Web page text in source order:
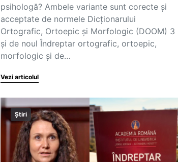
psihologă? Ambele variante sunt corecte și
acceptate de normele Dicționarului
Ortografic, Ortoepic și Morfologic (DOOM) 3
și de noul Îndreptar ortografic, ortoepic,
morfologic și de…
Vezi articolul
Știri